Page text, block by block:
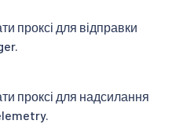
проксі для відправки
проксі для надсилання